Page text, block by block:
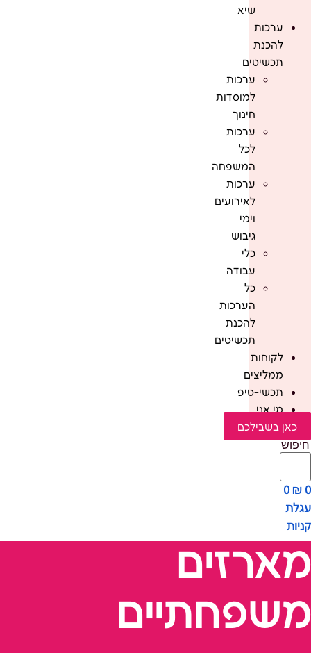
שיא
ערכות
להכנת
תכשיטים
ערכות
למוסדות
חינוך
ערכות
לכל
המשפחה
ערכות
לאירועים
וימי
גיבוש
כלי
עבודה
כל
הערכות
להכנת
תכשיטים
לקוחות
ממליצים
תכשי-טיפ
מי אני
כאן בשבילכם
חיפוש
₪ 0
0
עגלת
קניות
מארזים
משפחתיים